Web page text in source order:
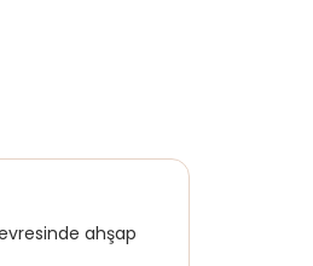
ahşap